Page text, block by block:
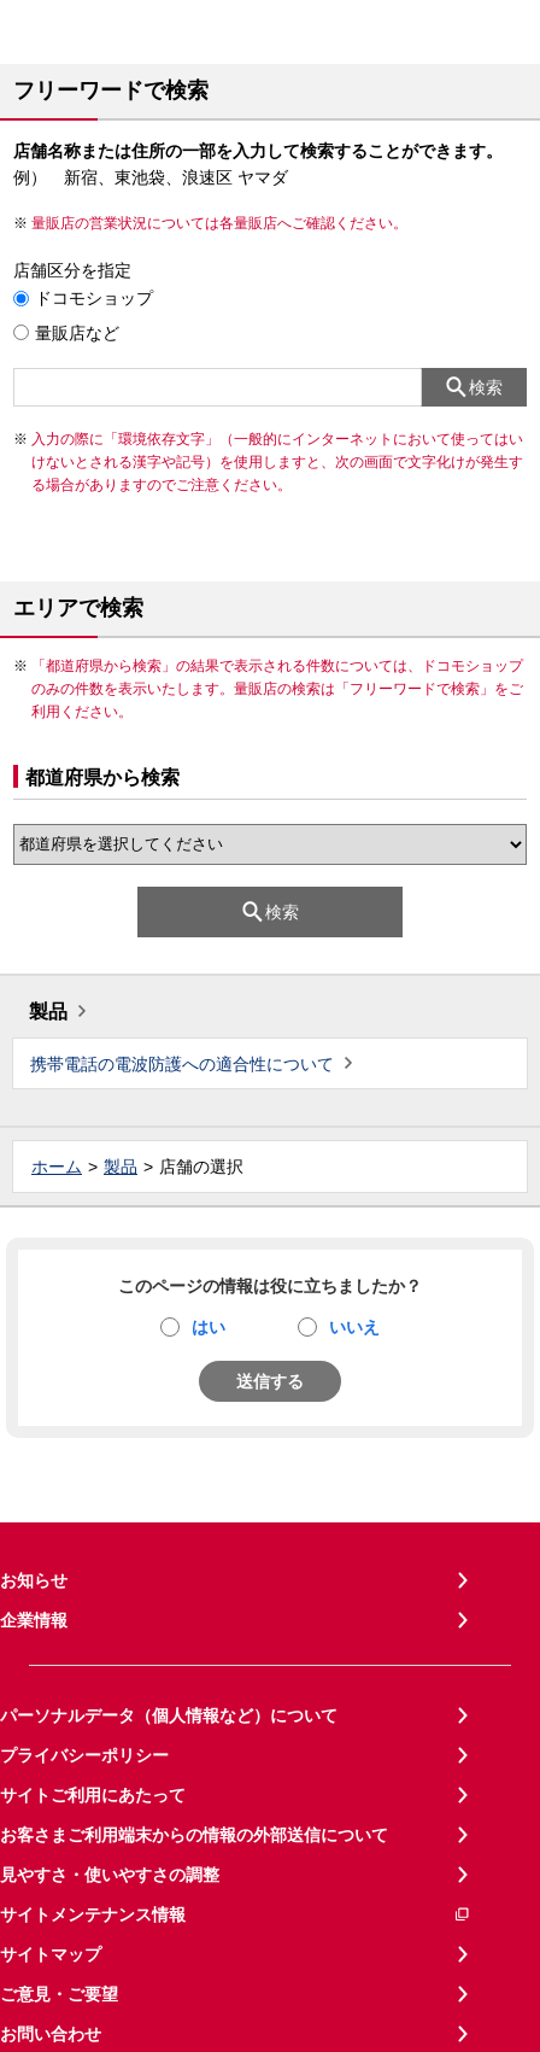
フリーワードで検索
店舗名称または住所の一部を入力して検索することができます。
例） 新宿、東池袋、浪速区 ヤマダ
量販店の営業状況については各量販店へご確認ください。
店舗区分を指定
ドコモショップ
量販店など
検索
入力の際に「環境依存文字」（一般的にインターネットにおいて使ってはい
けないとされる漢字や記号）を使用しますと、次の画面で文字化けが発生す
る場合がありますのでご注意ください。
エリアで検索
「都道府県から検索」の結果で表示される件数については、ドコモショップ
のみの件数を表示いたします。量販店の検索は「フリーワードで検索」をご
利用ください。
都道府県から検索
検索
製品
携帯電話の電波防護への適合性について
ホーム 製品 店舗の選択
このページの情報は役に立ちましたか？
はい いいえ
送信する
お知らせ
企業情報
パーソナルデータ（個人情報など）について
プライバシーポリシー
サイトご利用にあたって
お客さまご利用端末からの情報の外部送信について
見やすさ・使いやすさの調整
サイトメンテナンス情報
サイトマップ
ご意見・ご要望
お問い合わせ